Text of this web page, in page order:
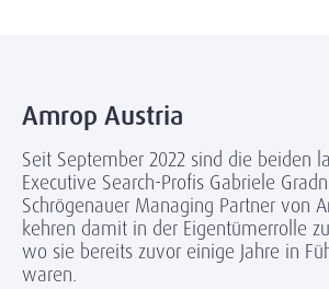
Amrop Austria
Seit September 2022 sind die beiden
Executive Search-Profis Gabriele
Schrögenauer Managing Partner von
kehren damit in der Eigentümerrolle
wo sie bereits zuvor einige Jahre in
waren.